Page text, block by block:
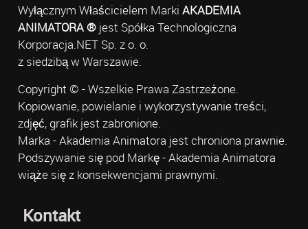
Wyłącznym Właścicielem Marki AKADEMIA
ANIMATORA ®jest Spółka Technologiczna
Korporacja.NET Sp. z o. o.
z siedzibą w Warszawie.
Copyright © - Wszelkie Prawa Zastrzeżone.
Kopiowanie, powielanie i wykorzystywanie treści,
zdjęć, grafik jest zabronione.
Marka - Akademia Animatora jest chroniona prawnie.
Podszywanie się pod Markę - Akademia Animatora
wiąże się z konsekwencjami prawnymi.
Kontakt